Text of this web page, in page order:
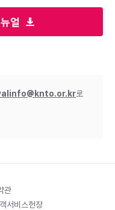
얼
로
관
서비스헌장